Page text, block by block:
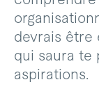
devrais être
qui saura te
aspirations.